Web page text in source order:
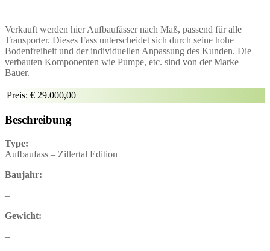
Verkauft werden hier Aufbaufässer nach Maß, passend für alle
Transporter. Dieses Fass unterscheidet sich durch seine hohe
Bodenfreiheit und der individuellen Anpassung des Kunden. Die
verbauten Komponenten wie Pumpe, etc. sind von der Marke
Bauer.
Preis: € 29.000,00
Beschreibung
Type:
Aufbaufass – Zillertal Edition
Baujahr:
–
Gewicht:
–